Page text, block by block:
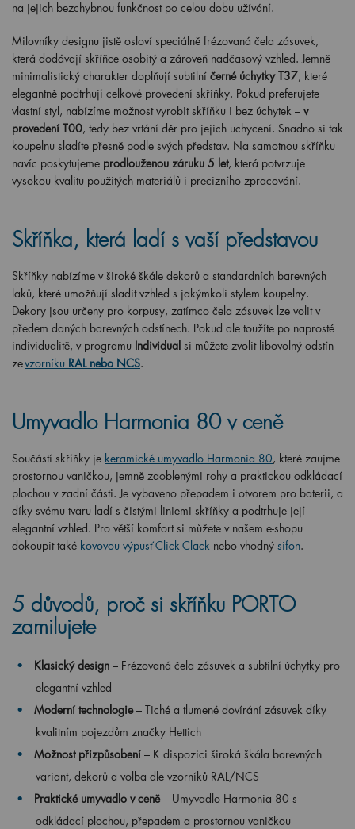
na jejich bezchybnou funkčnost po celou dobu užívání.
Milovníky designu jistě osloví speciálně frézovaná čela zásuvek,
která dodávají skříňce osobitý a zároveň nadčasový vzhled. Jemně
minimalistický charakter doplňují subtilní černé úchytky T37, které
elegantně podtrhují celkové provedení skříňky. Pokud preferujete
vlastní styl, nabízíme možnost vyrobit skříňku i bez úchytek – v
provedení T00, tedy bez vrtání děr pro jejich uchycení. Snadno si tak
koupelnu sladíte přesně podle svých představ. Na samotnou skříňku
navíc poskytujeme prodlouženou záruku 5 let, která potvrzuje
vysokou kvalitu použitých materiálů i precizního zpracování.
Skříňka, která ladí s vaší představou
Skříňky nabízíme v široké škále dekorů a standardních barevných
laků, které umožňují sladit vzhled s jakýmkoli stylem koupelny.
Dekory jsou určeny pro korpusy, zatímco čela zásuvek lze volit v
předem daných barevných odstínech. Pokud ale toužíte po naprosté
individualitě, v programu Individual si můžete zvolit libovolný odstín
zevzorníku RAL nebo NCS.
Umyvadlo Harmonia 80 v ceně
Součástí skříňky je keramické umyvadlo Harmonia 80, které zaujme
prostornou vaničkou, jemně zaoblenými rohy a praktickou odkládací
plochou v zadní části. Je vybaveno přepadem i otvorem pro baterii, a
díky svému tvaru ladí s čistými liniemi skříňky a podtrhuje její
elegantní vzhled. Pro větší komfort si můžete v našem e-shopu
dokoupit také kovovou výpusť Click-Clack nebo vhodný sifon.
5 důvodů, proč si skříňku PORTO
zamilujete
Klasický design – Frézovaná čela zásuvek a subtilní úchytky pro
elegantní vzhled
Moderní technologie – Tiché a tlumené dovírání zásuvek díky
kvalitním pojezdům značky Hettich
Možnost přizpůsobení – K dispozici široká škála barevných
variant, dekorů a volba dle vzorníků RAL/NCS
Praktické umyvadlo v ceně – Umyvadlo Harmonia 80 s
odkládací plochou, přepadem a prostornou vaničkou